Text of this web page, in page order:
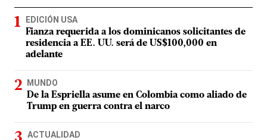
EDICIÓN USA
Fianza requerida a los dominicanos solicitantes de
residencia a EE. UU. será de US$100,000 en
adelante
MUNDO
De la Espriella asume en Colombia como aliado de
Trump en guerra contra el narco
ACTUALIDAD